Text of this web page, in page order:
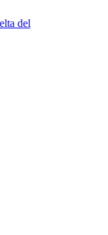
del